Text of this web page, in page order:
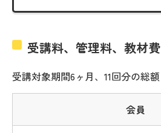
受講料、管理料、教材費
受講対象期間6ヶ月、11回分の総額
会員